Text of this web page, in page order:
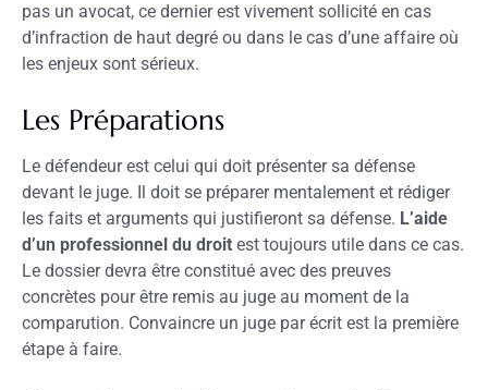
pas un avocat, ce dernier est vivement sollicité en cas
d’infraction de haut degré ou dans le cas d’une affaire où
les enjeux sont sérieux.
Les Préparations
Le défendeur est celui qui doit présenter sa défense
devant le juge. Il doit se préparer mentalement et rédiger
les faits et arguments qui justifieront sa défense. L’aide
d’un professionnel du droit est toujours utile dans ce cas.
Le dossier devra être constitué avec des preuves
concrètes pour être remis au juge au moment de la
comparution. Convaincre un juge par écrit est la première
étape à faire.